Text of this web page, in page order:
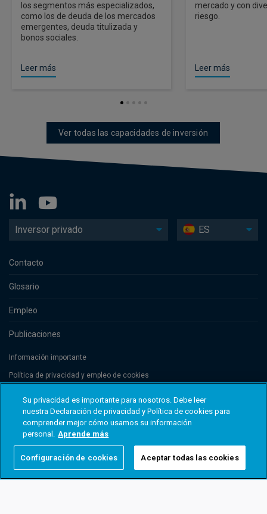
los segmentos más especializados,
como los de deuda de los mercados
emergentes, deuda titulizada y
bonos sociales.
Leer más
mercado y con
riesgo.
Leer más
Ver todas las capacidades de inversión
Inversor privado ES
Contacto
Glosario
Empleo
Publicaciones
Información importante
Política de privacidad y empleo de cookies
Threadneedle Management Luxembourg S.A., registered with the Registre
de Commerce et des Sociétés (Luxembourg), No. B 110242 and/or
Columbia Threadneedle Netherlands B.V., regulated by the Dutch Authority
for the Financial Markets (AFM), registered No. 08068841. Columbia
Threadneedle Investments (Columbia Threadneedle) es la marca global del
Su privacidad es importante para nosotros. Debe leer
nuestra Declaración de privacidad y Política de cookies para
comprender mejor cómo usamos su información
personal. Aprende más
Configuración de cookies Aceptar todas las cookies